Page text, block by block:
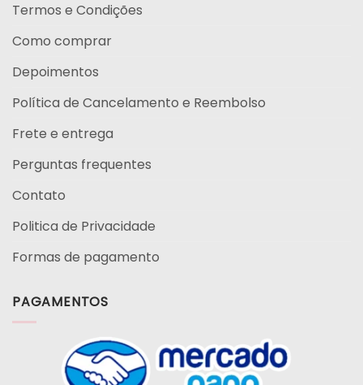
Termos e Condições
Como comprar
Depoimentos
Política de Cancelamento e Reembolso
Frete e entrega
Perguntas frequentes
Contato
Politica de Privacidade
Formas de pagamento
PAGAMENTOS